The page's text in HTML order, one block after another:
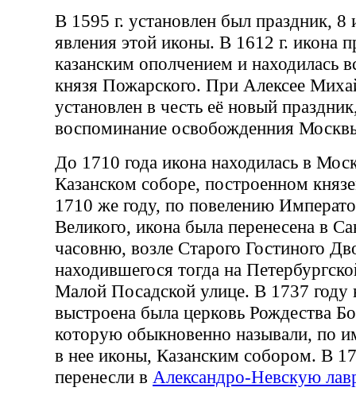
В 1595 г. установлен был праздник, 8
явления этой иконы. В 1612 г. икона
казанским ополчением и находилась
князя Пожарского. При Алексее
установлен в честь её новый
воспоминание освобожденния
До 1710 года икона находилась в
Казанском соборе, построенном
1710 же году, по повелению
Великого, икона была перенесена в
часовню, возле Старого Гостиного
находившегося тогда на
Малой Посадской улице. В 1737 году
выстроена была церковь Рождества
которую обыкновенно называли, по
в нее иконы, Казанским собором. В
перенесли в Александро-Невскую